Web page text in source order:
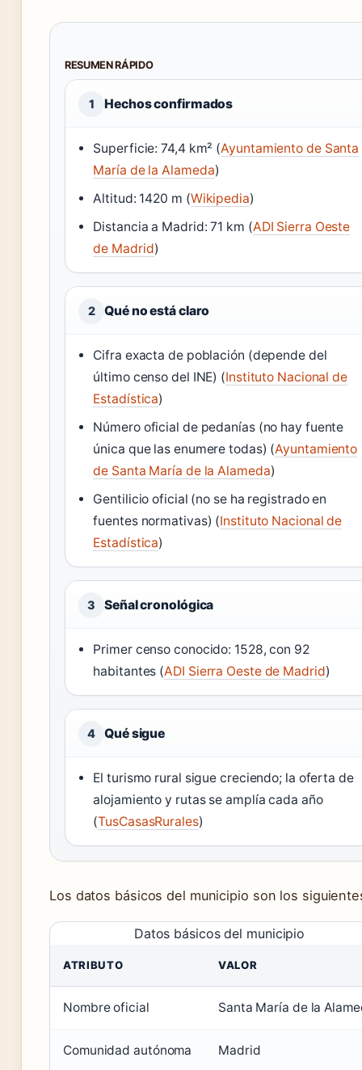
RESUMEN RÁPIDO
1 Hechos confirmados
Superficie: 74,4 km² (Ayuntamiento de Santa
María de la Alameda)
Altitud: 1420 m (Wikipedia)
Distancia a Madrid: 71 km (ADI Sierra Oeste
de Madrid)
2 Qué no está claro
Cifra exacta de población (depende del
último censo del INE) (Instituto Nacional de
Estadística)
Número oficial de pedanías (no hay fuente
única que las enumere todas) (Ayuntamiento
de Santa María de la Alameda)
Gentilicio oficial (no se ha registrado en
fuentes normativas) (Instituto Nacional de
Estadística)
3 Señal cronológica
Primer censo conocido: 1528, con 92
habitantes (ADI Sierra Oeste de Madrid)
4 Qué sigue
El turismo rural sigue creciendo; la oferta de
alojamiento y rutas se amplía cada año
(TusCasasRurales)
Los datos básicos del municipio son los
Datos básicos del municipio
ATRIBUTO VALOR
Nombre oficial Santa María de la
Comunidad autónoma Madrid